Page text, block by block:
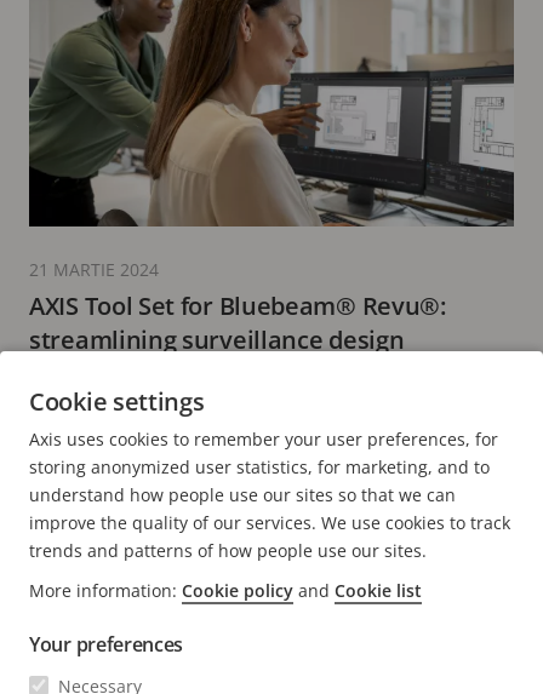
AXIS Tool Set for Bluebeam® Revu®:
streamlining surveillance design
21 MARTIE 2024
CITIȚI MAI MULTE
FOOTER
CONTACT
Contactați-ne
ȘTIRI ȘI RELATĂRI
Cookie settings
Axis uses cookies to remember your user preferences, for
storing anonymized user statistics, for marketing, and to
understand how people use our sites so that we can
improve the quality of our services. We use cookies to track
trends and patterns of how people use our sites.
More information: Cookie policy and Cookie list
Your preferences
Necessary